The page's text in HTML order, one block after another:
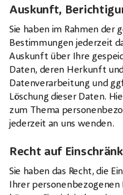
Auskunft,
Sie haben im Rahmen der
Bestimmungen jederzeit
Auskunft über Ihre
Daten, deren Herkunft
Datenverarbeitung und
Löschung dieser Daten.
zum Thema
jederzeit an uns wenden.
Recht auf
Sie haben das Recht, die
Ihrer